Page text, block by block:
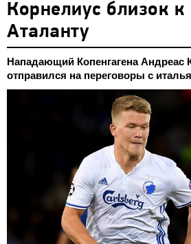
Корнелиус близок к
Аталанту
Нападающий Копенгагена Андреас
отправился на переговоры с